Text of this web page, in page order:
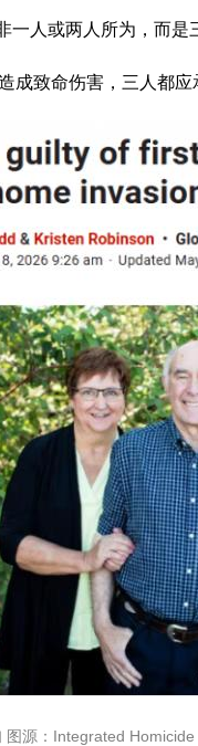
一人或两人所为，而是
成致命伤害，三人都应
图源：Integrated